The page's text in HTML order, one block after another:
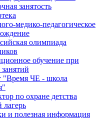
занятость
медико-педагогическое
олимпиада
обучение при
"Время ЧЕ - школа
по охране детства
лагерь
и полезная информация